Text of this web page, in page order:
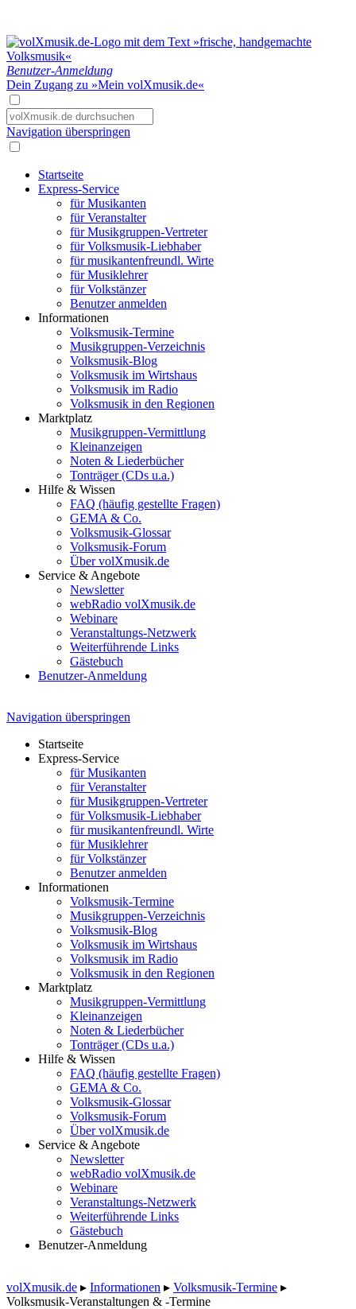
Benutzer-Anmeldung
Dein Zugang zu »Mein volXmusik.de«
Navigation überspringen
Startseite
Express-Service
für Musikanten
für Veranstalter
für Musikgruppen-Vertreter
für Volksmusik-Liebhaber
für musikantenfreundl. Wirte
für Musiklehrer
für Volkstänzer
Benutzer anmelden
Informationen
Volksmusik-Termine
Musikgruppen-Verzeichnis
Volksmusik-Blog
Volksmusik im Wirtshaus
Volksmusik im Radio
Volksmusik in den Regionen
Marktplatz
Musikgruppen-Vermittlung
Kleinanzeigen
Noten & Liederbücher
Tonträger (CDs u.a.)
Hilfe & Wissen
FAQ (häufig gestellte Fragen)
GEMA & Co.
Volksmusik-Glossar
Volksmusik-Forum
Über volXmusik.de
Service & Angebote
Newsletter
webRadio volXmusik.de
Webinare
Veranstaltungs-Netzwerk
Weiterführende Links
Gästebuch
Benutzer-Anmeldung
Navigation überspringen
Startseite
Express-Service
für Musikanten
für Veranstalter
für Musikgruppen-Vertreter
für Volksmusik-Liebhaber
für musikantenfreundl. Wirte
für Musiklehrer
für Volkstänzer
Benutzer anmelden
Informationen
Volksmusik-Termine
Musikgruppen-Verzeichnis
Volksmusik-Blog
Volksmusik im Wirtshaus
Volksmusik im Radio
Volksmusik in den Regionen
Marktplatz
Musikgruppen-Vermittlung
Kleinanzeigen
Noten & Liederbücher
Tonträger (CDs u.a.)
Hilfe & Wissen
FAQ (häufig gestellte Fragen)
GEMA & Co.
Volksmusik-Glossar
Volksmusik-Forum
Über volXmusik.de
Service & Angebote
Newsletter
webRadio volXmusik.de
Webinare
Veranstaltungs-Netzwerk
Weiterführende Links
Gästebuch
Benutzer-Anmeldung
volXmusik.de ▸ Informationen ▸ Volksmusik-Termine ▸
Volksmusik-Veranstaltungen & -Termine